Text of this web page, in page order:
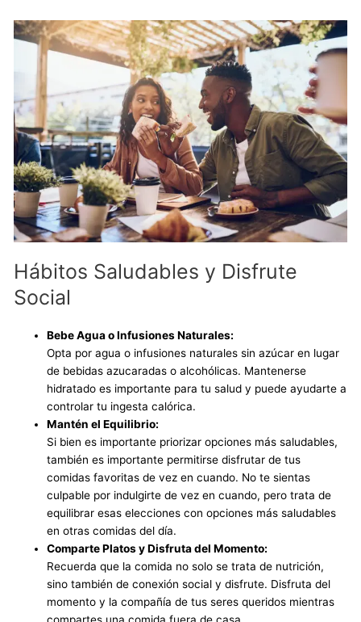
Hábitos Saludables y Disfrute
Social
Bebe Agua o Infusiones Naturales:
Opta por agua o infusiones naturales sin azúcar en lugar
de bebidas azucaradas o alcohólicas. Mantenerse
hidratado es importante para tu salud y puede ayudarte a
controlar tu ingesta calórica.
Mantén el Equilibrio:
Si bien es importante priorizar opciones más saludables,
también es importante permitirse disfrutar de tus
comidas favoritas de vez en cuando. No te sientas
culpable por indulgirte de vez en cuando, pero trata de
equilibrar esas elecciones con opciones más saludables
en otras comidas del día.
Comparte Platos y Disfruta del Momento:
Recuerda que la comida no solo se trata de nutrición,
sino también de conexión social y disfrute. Disfruta del
momento y la compañía de tus seres queridos mientras